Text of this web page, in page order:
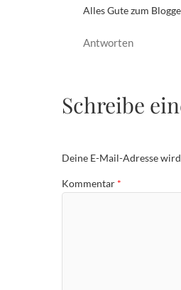
Alles Gute zum
Antworten
Schreibe
Deine E-Mail-Adresse
Kommentar *